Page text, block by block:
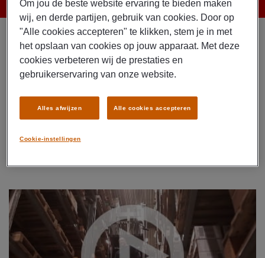
Werken bij DB Schenker houdt in:
Zeer veilige werkomgeving
Om jou de beste website ervaring te bieden maken
wij, en derde partijen, gebruik van cookies. Door op
"Alle cookies accepteren" te klikken, stem je in met
het opslaan van cookies op jouw apparaat. Met deze
cookies verbeteren wij de prestaties en
gebruikerservaring van onze website.
Cookie-instellingen
Alles afwijzen Alle cookies accepteren